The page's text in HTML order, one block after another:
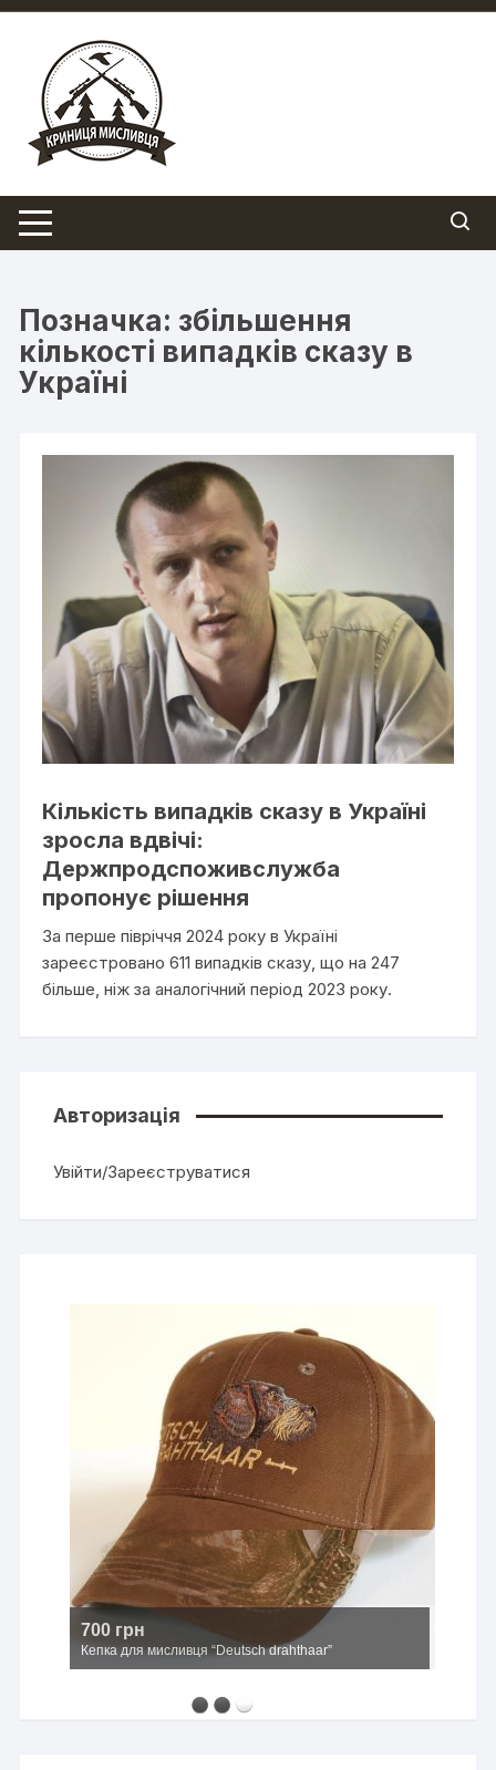
Перейти
вмісту
Позначка: збільшення
кількості випадків сказу в
Україні
Кількість випадків сказу в Україні
зросла вдвічі:
Держпродспоживслужба
пропонує рішення
За перше півріччя 2024 року в Україні
зареєстровано 611 випадків сказу, що на 247
більше, ніж за аналогічний період 2023 року.
Авторизація
Увійти/Зареєструватися
700 грн
Кепка для мисливця “Deutsch drahthaar”